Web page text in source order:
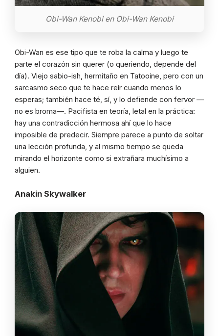
Obi-Wan Kenobi en Obi-Wan Kenobi
Obi-Wan es ese tipo que te roba la calma y luego te
parte el corazón sin querer (o queriendo, depende del
día). Viejo sabio-ish, hermitaño en Tatooine, pero con un
sarcasmo seco que te hace reír cuando menos lo
esperas; también hace té, sí, y lo defiende con fervor —
no es broma—. Pacifista en teoría, letal en la práctica:
hay una contradicción hermosa ahí que lo hace
imposible de predecir. Siempre parece a punto de soltar
una lección profunda, y al mismo tiempo se queda
mirando el horizonte como si extrañara muchísimo a
alguien.
Anakin Skywalker